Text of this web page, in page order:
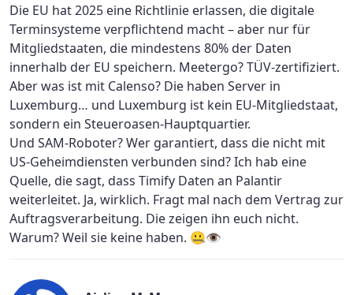
Die EU hat 2025 eine Richtlinie erlassen, die digitale
Terminsysteme verpflichtend macht – aber nur für
Mitgliedstaaten, die mindestens 80% der Daten
innerhalb der EU speichern. Meetergo? TÜV-zertifiziert.
Aber was ist mit Calenso? Die haben Server in
Luxemburg… und Luxemburg ist kein EU-Mitgliedstaat,
sondern ein Steueroasen-Hauptquartier.
Und SAM-Roboter? Wer garantiert, dass die nicht mit
US-Geheimdiensten verbunden sind? Ich hab eine
Quelle, die sagt, dass Timify Daten an Palantir
weiterleitet. Ja, wirklich. Fragt mal nach dem Vertrag zur
Auftragsverarbeitung. Die zeigen ihn euch nicht.
Warum? Weil sie keine haben. 🤐👁️